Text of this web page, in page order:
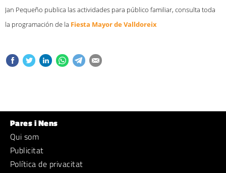
Jan Pequeño publica las actividades para público familiar, consulta toda
la programación de la Fiesta Mayor de Valldoreix
Pares i Nens
Qui som
Publicitat
Política de privacitat